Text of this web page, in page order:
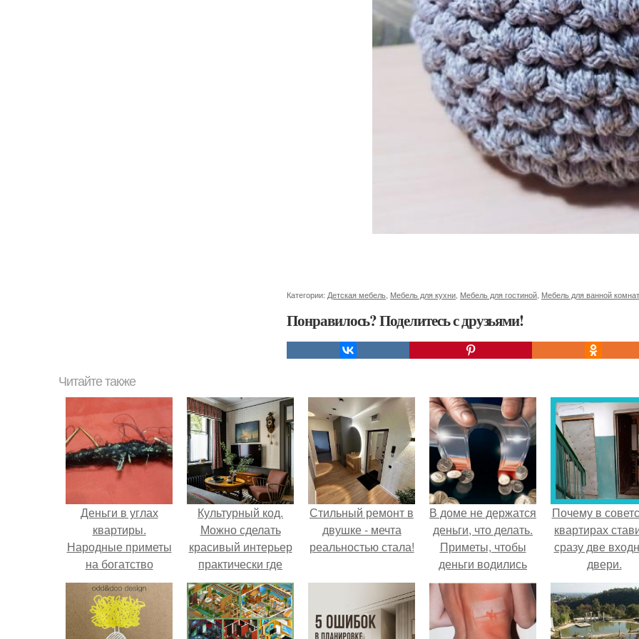
Категории: Детская мебель, Мебель для кухни, Мебель для гостиной, Мебель для ванной
Понравилось? Поделитесь с друзьями!
Читайте также
Деньги в углах
квартиры.
Народные приметы
на богатство
Культурный код.
Можно сделать
красивый интерьер
практически где
угодно.
Стильный ремонт в
двушке - мечта
реальностью стала!
В доме не держатся
деньги, что делать.
Приметы, чтобы
деньги водились
Почему в
квартирах
сразу две
двери.